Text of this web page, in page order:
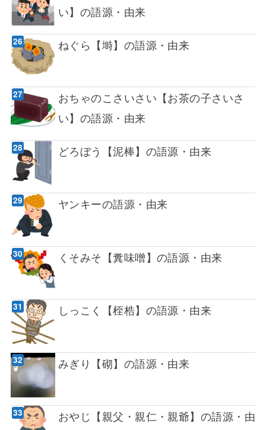
い】の語源・由来
ねぐら【塒】の語源・由来
おちゃのこさいさい【お茶の子さいさ
い】の語源・由来
どろぼう【泥棒】の語源・由来
ヤンキーの語源・由来
くそみそ【糞味噌】の語源・由来
しっこく【桎梏】の語源・由来
みぎり【砌】の語源・由来
おやじ【親父・親仁・親爺】の語源・由